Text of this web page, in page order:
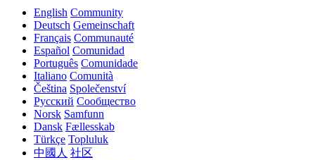
English Community
Deutsch Gemeinschaft
Français Communauté
Español Comunidad
Português Comunidade
Italiano Comunità
Čeština Společenství
Русский Сообщество
Norsk Samfunn
Dansk Fællesskab
Türkçe Topluluk
中國人 社区